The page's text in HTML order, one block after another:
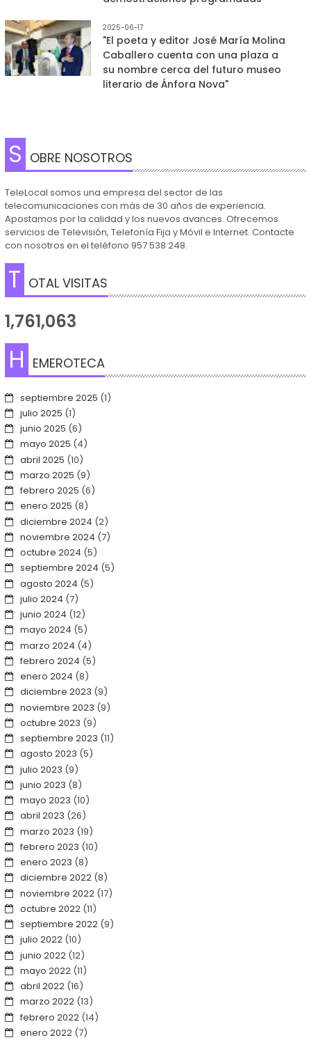
2025-06-17
"El poeta y editor José María Molina
Caballero cuenta con una plaza a
su nombre cerca del futuro museo
literario de Ánfora Nova"
S OBRE NOSOTROS
TeleLocal somos una empresa del sector de las
telecomunicaciones con más de 30 años de experiencia.
Apostamos por la calidad y los nuevos avances. Ofrecemos
servicios de Televisión, Telefonía Fija y Móvil e Internet. Contacte
con nosotros en el teléfono 957 538 248.
T OTAL VISITAS
1,761,063
H EMEROTECA
septiembre 2025 (1)
julio 2025 (1)
junio 2025 (6)
mayo 2025 (4)
abril 2025 (10)
marzo 2025 (9)
febrero 2025 (6)
enero 2025 (8)
diciembre 2024 (2)
noviembre 2024 (7)
octubre 2024 (5)
septiembre 2024 (5)
agosto 2024 (5)
julio 2024 (7)
junio 2024 (12)
mayo 2024 (5)
marzo 2024 (4)
febrero 2024 (5)
enero 2024 (8)
diciembre 2023 (9)
noviembre 2023 (9)
octubre 2023 (9)
septiembre 2023 (11)
agosto 2023 (5)
julio 2023 (9)
junio 2023 (8)
mayo 2023 (10)
abril 2023 (26)
marzo 2023 (19)
febrero 2023 (10)
enero 2023 (8)
diciembre 2022(8)
noviembre 2022(17)
octubre 2022(11)
septiembre 2022(9)
julio 2022(10)
junio 2022(12)
mayo 2022(11)
abril 2022(16)
marzo 2022(13)
febrero 2022(14)
enero 2022(7)